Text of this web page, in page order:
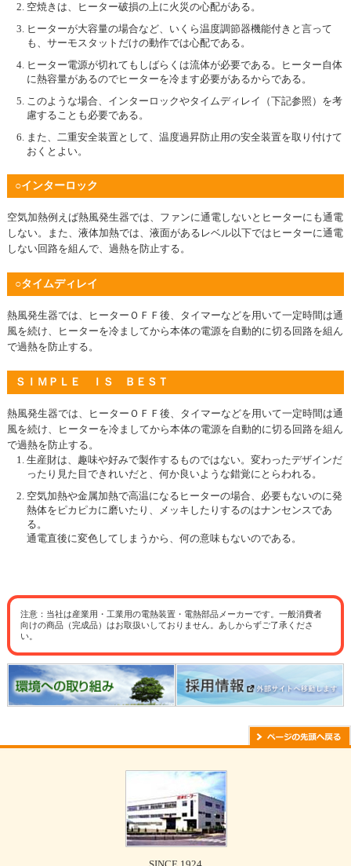
空焼きは、ヒーター破損の上に火災の心配がある。
ヒーターが大容量の場合など、いくら温度調節器機能付きと言って
も、サーモスタットだけの動作では心配である。
ヒーター電源が切れてもしばらくは流体が必要である。ヒーター自体
に熱容量があるのでヒーターを冷ます必要があるからである。
このような場合、インターロックやタイムディレイ（下記参照）を考
慮することも必要である。
また、二重安全装置として、温度過昇防止用の安全装置を取り付けて
おくとよい。
○インターロック
空気加熱例えば熱風発生器では、ファンに通電しないとヒーターにも通電
しない。また、液体加熱では、液面があるレベル以下ではヒーターに通電
しない回路を組んで、過熱を防止する。
○タイムディレイ
熱風発生器では、ヒーターＯＦＦ後、タイマーなどを用いて一定時間は通
風を続け、ヒーターを冷ましてから本体の電源を自動的に切る回路を組ん
で過熱を防止する。
ＳＩＭＰＬＥ ＩＳ ＢＥＳＴ
熱風発生器では、ヒーターＯＦＦ後、タイマーなどを用いて一定時間は通
風を続け、ヒーターを冷ましてから本体の電源を自動的に切る回路を組ん
で過熱を防止する。
生産財は、趣味や好みで製作するものではない。変わったデザインだ
ったり見た目できれいだと、何か良いような錯覚にとらわれる。
空気加熱や金属加熱で高温になるヒーターの場合、必要もないのに発
熱体をピカピカに磨いたり、メッキしたりするのはナンセンスであ
る。
通電直後に変色してしまうから、何の意味もないのである。
注意：当社は産業用・工業用の電熱装置・電熱部品メーカーです。一般消費者
向けの商品（完成品）はお取扱いしておりません。あしからずご了承くださ
い。